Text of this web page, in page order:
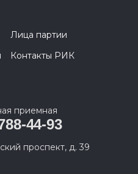
Лица партии
Контакты РИК
приемная
44-93
проспект, д. 39